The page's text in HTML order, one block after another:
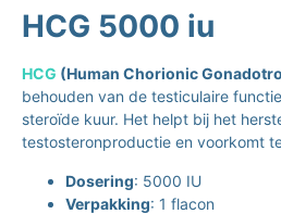
HCG 5000 iu
HCG (Human Chorionic
behouden van de testiculaire
steroïde kuur. Het helpt bij het
testosteronproductie en voorkomt
Dosering: 5000 IU
Verpakking: 1 flacon